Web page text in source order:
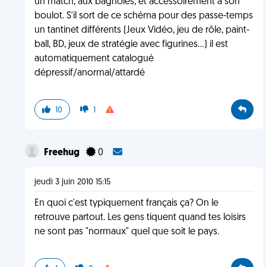
boulot. S'il sort de ce schéma pour des passe-temps
un tantinet différents (Jeux Vidéo, jeu de rôle, paint-
ball, BD, jeux de stratégie avec figurines...) il est
automatiquement catalogué
dépressif/anormal/attardé
10 1
Freehug 0
jeudi 3 juin 2010 15:15
En quoi c'est typiquement français ça? On le
retrouve partout. Les gens tiquent quand tes loisirs
ne sont pas "normaux" quel que soit le pays.